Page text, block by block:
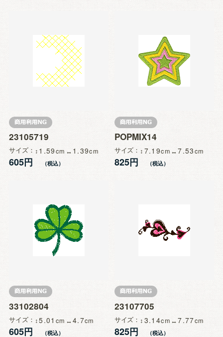
23105719
サイズ 1.59 1.39
605円
POPMIX14
サイズ 7.19 7.53
825円
33102804
サイズ 5.01 4.7
605円
23107705
サイズ 3.14 7.77
825円